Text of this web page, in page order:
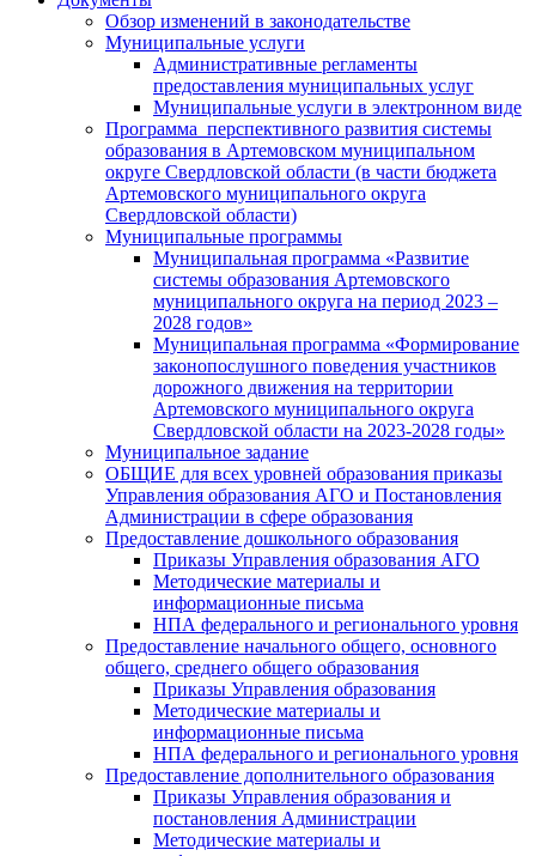
Обзор изменений в законодательстве
Муниципальные услуги
Административные регламенты
предоставления муниципальных услуг
Муниципальные услуги в электронном виде
Программа перспективного развития системы
образования в Артемовском муниципальном
округе Свердловской области (в части бюджета
Артемовского муниципального округа
Свердловской области)
Муниципальные программы
Муниципальная программа «Развитие
системы образования Артемовского
муниципального округа на период 2023 –
2028 годов»
Муниципальная программа «Формирование
законопослушного поведения участников
дорожного движения на территории
Артемовского муниципального округа
Свердловской области на 2023-2028 годы»
Муниципальное задание
ОБЩИЕ для всех уровней образования приказы
Управления образования АГО и Постановления
Администрации в сфере образования
Предоставление дошкольного образования
Приказы Управления образования АГО
Методические материалы и
информационные письма
НПА федерального и регионального уровня
Предоставление начального общего, основного
общего, среднего общего образования
Приказы Управления образования
Методические материалы и
информационные письма
НПА федерального и регионального уровня
Предоставление дополнительного образования
Приказы Управления образования и
постановления Администрации
Методические материалы и